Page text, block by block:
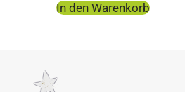
In den Warenkorb